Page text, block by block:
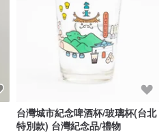
台灣城市紀念啤酒杯/玻璃杯(台北
特別款) 台灣紀念品/禮物